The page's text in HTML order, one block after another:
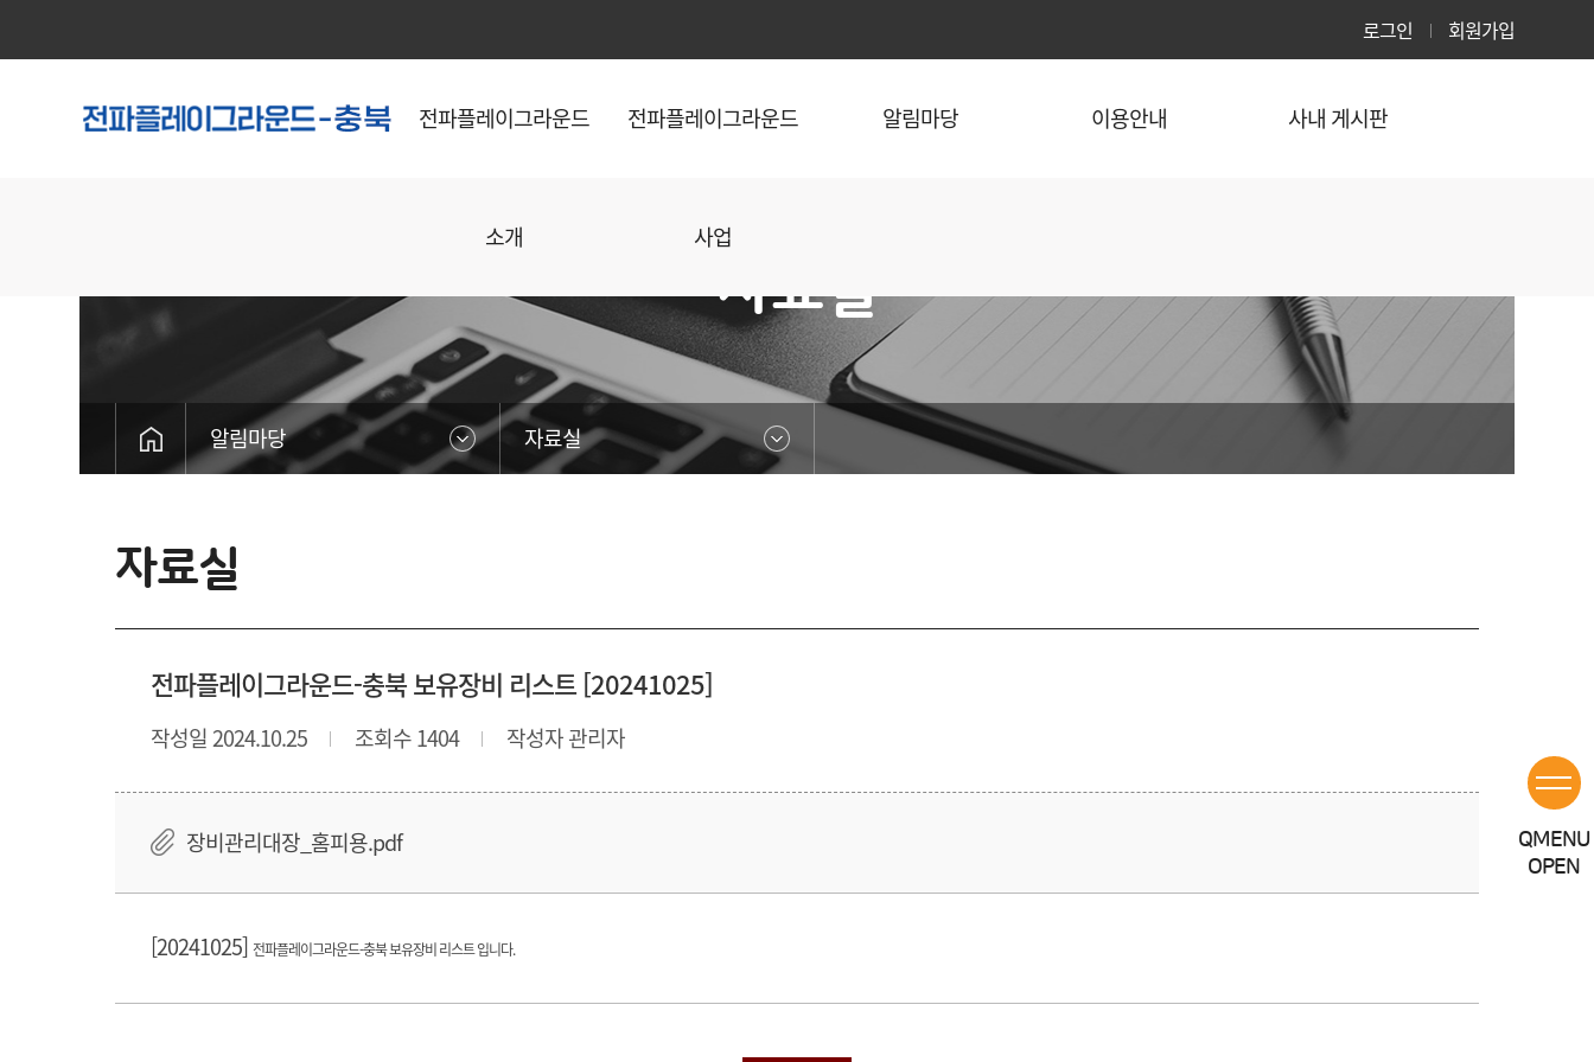
로그인 회원가입
전파플레이그라운드
소개
전파플레이그라운드
사업
알림마당 이용안내 사내 게시판
자료실
알림마당 자료실
자료실
전파플레이그라운드-충북 보유장비 리스트 [20241025]
작성일 2024.10.25 조회수 1404 작성자 관리자
장비관리대장_홈피용.pdf
[20241025]전파플레이그라운드-충북 보유장비 리스트 입니다.
QMENU
OPEN